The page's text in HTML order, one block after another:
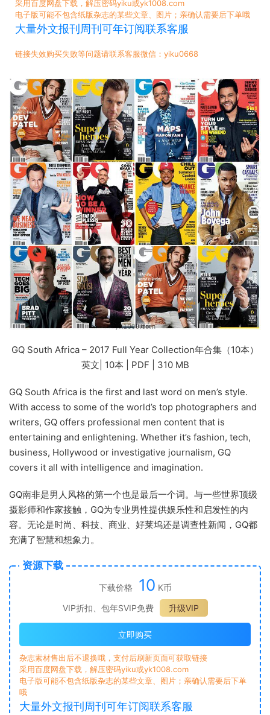
采用百度网盘下载，解压密码yiku或yk1008.com
电子版可能不包含纸版杂志的某些文章、图片；亲确认需要后下单哦
大量外文报刊周刊可年订阅联系客服
链接失效购买失败等问题请联系客服微信：yiku0668
GQ South Africa – 2017 Full Year Collection年合集（10本）
英文| 10本 | PDF | 310 MB
GQ South Africa is the first and last word on men’s style.
With access to some of the world’s top photographers and
writers, GQ offers professional men content that is
entertaining and enlightening. Whether it’s fashion, tech,
business, Hollywood or investigative journalism, GQ
covers it all with intelligence and imagination.
GQ南非是男人风格的第一个也是最后一个词。与一些世界顶级
摄影师和作家接触，GQ为专业男性提供娱乐性和启发性的内
容。无论是时尚、科技、商业、好莱坞还是调查性新闻，GQ都
充满了智慧和想象力。
资源下载
下载价格 10 K币
VIP折扣、包年SVIP免费
升级VIP
立即购买
杂志素材售出后不退换哦，支付后刷新页面可获取链接
采用百度网盘下载，解压密码yiku或yk1008.com
电子版可能不包含纸版杂志的某些文章、图片；亲确认需要后下单
哦
大量外文报刊周刊可年订阅联系客服